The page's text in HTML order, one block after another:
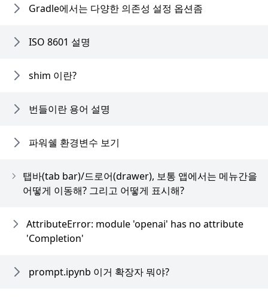
Gradle에서는 다양한 의존성 설정 옵션좀
ISO 8601 설명
shim 이란?
번들이란 용어 설명
파워쉘 환경변수 보기
탭바(tab bar)/드로어(drawer), 보통 앱에서는 메뉴간을
어떻게 이동해? 그리고 어떻게 표시해?
AttributeError: module 'openai' has no attribute
'Completion'
prompt.ipynb 이거 확장자 뭐야?